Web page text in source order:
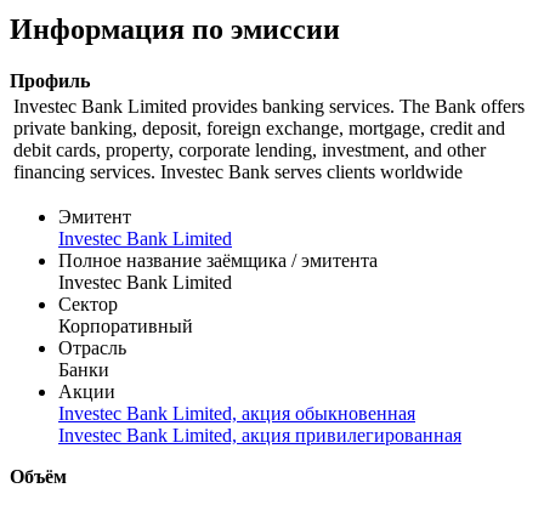
Информация по эмиссии
Профиль
Investec Bank Limited provides banking services. The Bank offers
private banking, deposit, foreign exchange, mortgage, credit and
debit cards, property, corporate lending, investment, and other
financing services. Investec Bank serves clients worldwide
Эмитент
Investec Bank Limited
Полное название заёмщика / эмитента
Investec Bank Limited
Сектор
Корпоративный
Отрасль
Банки
Акции
Investec Bank Limited, акция обыкновенная
Investec Bank Limited, акция привилегированная
Объём